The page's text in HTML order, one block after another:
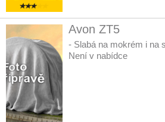
Avon ZT5
- Slabá na mokrém i na
Není v nabídce